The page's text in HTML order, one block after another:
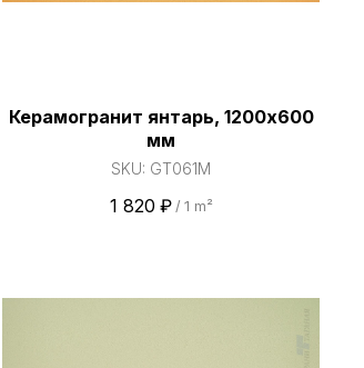
Керамогранит янтарь, 1200х600
мм
SKU: GT061M
1 820 ₽ / 1 m²